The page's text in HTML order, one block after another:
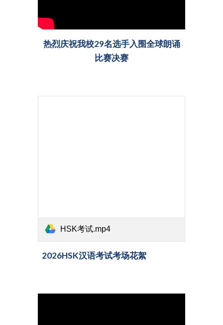
热烈庆祝我校29名选手入围全球朗诵
比赛决赛
HSK考试.mp4
2026HSK汉语考试考场花絮